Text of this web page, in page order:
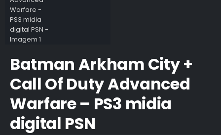
Batman Arkham City +
Call Of Duty Advanced
Warfare – PS3 midia
digital PSN